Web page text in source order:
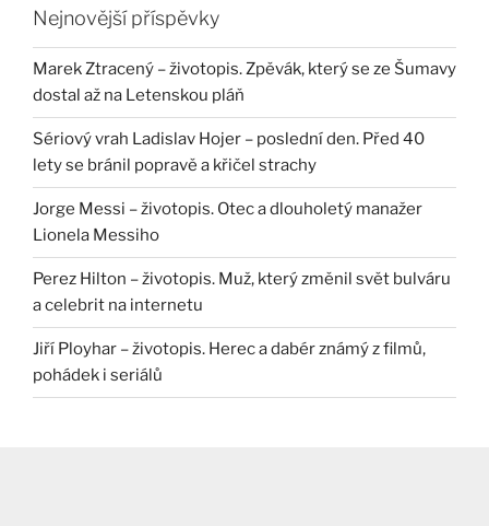
Nejnovější příspěvky
Marek Ztracený – životopis. Zpěvák, který se ze Šumavy
dostal až na Letenskou pláň
Sériový vrah Ladislav Hojer – poslední den. Před 40
lety se bránil popravě a křičel strachy
Jorge Messi – životopis. Otec a dlouholetý manažer
Lionela Messiho
Perez Hilton – životopis. Muž, který změnil svět bulváru
a celebrit na internetu
Jiří Ployhar – životopis. Herec a dabér známý z filmů,
pohádek i seriálů